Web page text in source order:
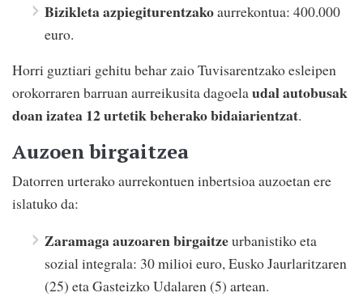
Bizikleta azpiegiturentzakoaurrekontua: 400.000
euro.
Horri guztiari gehitu behar zaio Tuvisarentzako esleipen
orokorraren barruan aurreikusita dagoelaudal autobusak
doan izatea 12 urtetik beherako bidaiarientzat.
Auzoen birgaitzea
Datorren urterako aurrekontuen inbertsioa auzoetan ere
islatuko da:
Zaramaga auzoaren birgaitzeurbanistiko eta
sozial integrala: 30 milioi euro, Eusko Jaurlaritzaren
(25) eta Gasteizko Udalaren (5) artean.